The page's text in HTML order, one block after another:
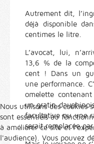
Autrement dit,
déjà disponible
centimes le litre.
L’avocat, lui,
13,6 % de la
cent ! Dans un
une performance.
omelette
un gratin
facultative ou une
serait remplacée
Nous utilisons des cookies
sont essentiels au
à améliorer ce site et
l'audience). Vous pouvez